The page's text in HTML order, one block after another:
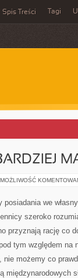
Spis Treści Tagi
MOŻLIWOŚĆ
posiadania we
szeroko
przyznają rację co
tym względem na
nie możemy co
międzynarodowych